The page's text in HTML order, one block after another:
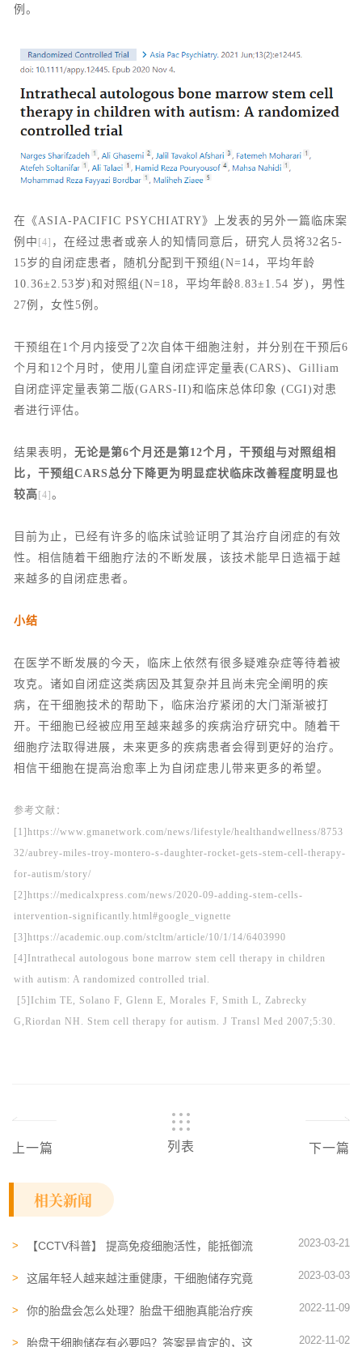
例。
在《ASIA-PACIFIC PSYCHIATRY》上发表的另外一篇临床案
例中 [4] ，在经过患者或亲人的知情同意后，研究人员将32名5-
15岁的自闭症患者，随机分配到干预组(N=14，平均年龄
10.36±2.53岁)和对照组(N=18，平均年龄8.83±1.54 岁)，男性
27例，女性5例。
干预组在1个月内接受了2次自体干细胞注射，并分别在干预后6
个月和12个月时，使用儿童自闭症评定量表(CARS)、Gilliam
自闭症评定量表第二版(GARS-II)和临床总体印象 (CGI)对患
者进行评估。
结果表明， 无论是第6个月还是第12个月，干预组与对照组相
比，干预组CARS总分下降更为明显症状临床改善程度明显也
较高[4]。
目前为止，已经有许多的临床试验证明了其治疗自闭症的有效
性。相信随着干细胞疗法的不断发展，该技术能早日造福于越
来越多的自闭症患者。
小结
在医学不断发展的今天，临床上依然有很多疑难杂症等待着被
攻克。诸如自闭症这类病因及其复杂并且尚未完全阐明的疾
病，在干细胞技术的帮助下，临床治疗紧闭的大门渐渐被打
开。干细胞已经被应用至越来越多的疾病治疗研究中。随着干
细胞疗法取得进展，未来更多的疾病患者会得到更好的治疗。
相信干细胞在提高治愈率上为自闭症患儿带来更多的希望。
参考文献：
[1]https://www.gmanetwork.com/news/lifestyle/healthandwellness/8753
32/aubrey-miles-troy-montero-s-daughter-rocket-gets-stem-cell-therapy-
for-autism/story/
[2]https://medicalxpress.com/news/2020-09-adding-stem-cells-
intervention-significantly.html#google_vignette
[3]https://academic.oup.com/stcltm/article/10/1/14/6403990
[4]Intrathecal autologous bone marrow stem cell therapy in children
with autism: A randomized controlled trial.
[5]Ichim TE, Solano F, Glenn E, Morales F, Smith L, Zabrecky
G,Riordan NH. Stem cell therapy for autism. J Transl Med 2007;5:30.
上一篇 列表 下一篇
相关新闻
【CCTV科普】 提高免疫细胞活性，能抵御流
2023-03-21
这届年轻人越来越注重健康，干细胞储存究竟
2023-03-03
你的胎盘会怎么处理？胎盘干细胞真能治疗疾
2022-11-09
胎盘干细胞储存有必要吗？答案是肯定的，这
2022-11-02